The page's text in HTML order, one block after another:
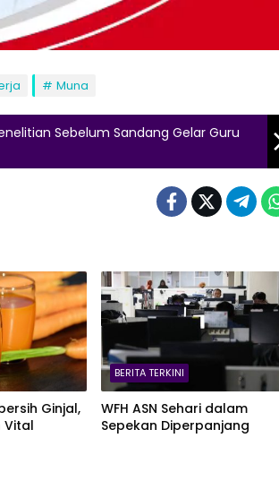
Muna
Sebelum Sandang Gelar Guru
Ginjal,
Vital
BERITA TERKINI
WFH ASN Sehari dalam
Sepekan Diperpanjang